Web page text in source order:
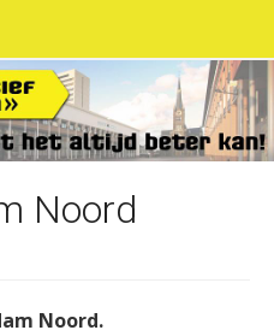
Noord
Noord.